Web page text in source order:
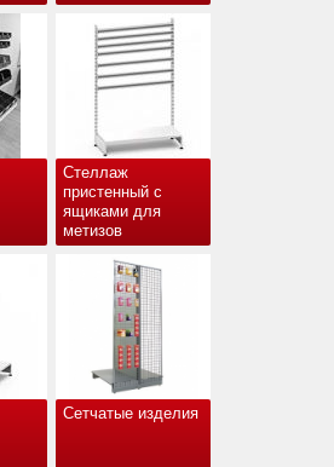
Стеллаж
пристенный с
ящиками для
метизов
Сетчатые изделия